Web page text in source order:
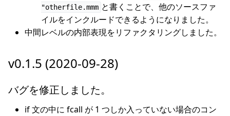
"otherfile.mmm と書くことで、他のソースファ
イルをインクルードできるようになりました。
中間レベルの内部表現をリファクタリングしました。
v0.1.5 (2020-09-28)
バグを修正しました。
if 文の中に fcall が 1 つしか入っていない場合のコン